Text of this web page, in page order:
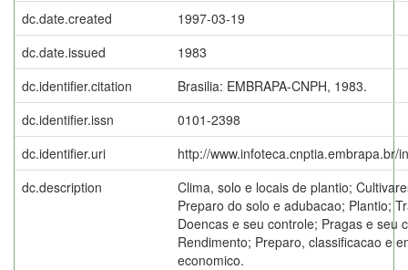
dc.date.created
1997-03-19
dc.date.issued
1983
dc.identifier.citation
Brasilia: EMBRAPA-CNPH, 1983.
dc.identifier.issn
0101-2398
dc.identifier.uri
http://www.infoteca.cnptia.embrapa.br/
dc.description
Clima, solo e locais de plantio;
Preparo do solo e adubacao; Plantio;
Doencas e seu controle; Pragas e seu
Rendimento; Preparo, classificacao e
economico.